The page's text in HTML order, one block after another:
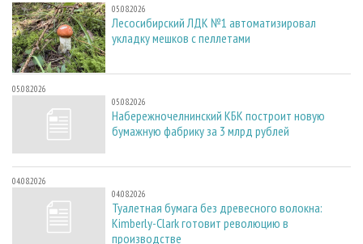
05.08.2026
Лесосибирский ЛДК №1 автоматизировал
укладку мешков с пеллетами
05.08.2026
05.08.2026
Набережночелнинский КБК построит новую
бумажную фабрику за 3 млрд рублей
04.08.2026
04.08.2026
Туалетная бумага без древесного волокна:
Kimberly-Clark готовит революцию в
производстве